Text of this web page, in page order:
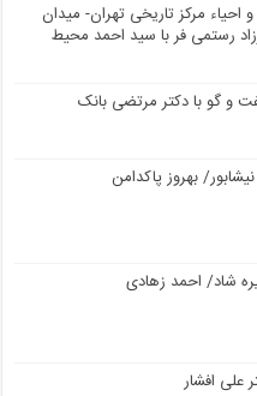
مرکز تاریخی تهران- میدان
رستمی فر با سید احمد محیط
و گو با دکتر مرتضی بانک
بهروز پاکدامن
شاد/ احمد زهادی
علی افشار